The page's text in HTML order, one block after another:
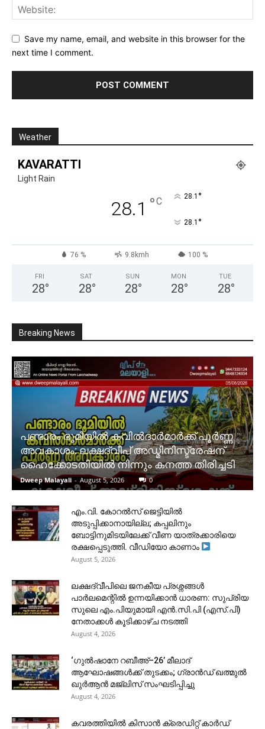
Save my name, email, and website in this browser for the
next time I comment.
Weather
KAVARATTI
Light Rain
28.1 °C 28.1 °
28.1 °
76 % 9.8kmh 100 %
FRI
28°
SAT
28°
SUN
28°
MON
28°
TUE
28°
Breaking News
പണ്ടാരം ഭൂമിയിൽ കവിൽദാർമാർക്ക് പൂർണ്ണ
അവകാശം: ലക്ഷദ്വീപ് അഡ്മിനിസ്ട്രേഷന്
ഹൈക്കോടതിയിൽ നിന്നും കനത്ത തിരിച്ചടി
Dweep Malayali - August 5, 2026 0
​എം.വി. കോറൽസ് ജെട്ടിയിൽ
അടുപ്പിക്കാനായില്ല; കപ്പലിനും
ബോട്ടിനുമിടയിലേക്ക് വീണ യാത്രക്കാരിയെ
രക്ഷപ്പെടുത്തി. വീഡിയോ കാണാം
August 5, 2026
ലക്ഷദ്വീപിലെ ജനകീയ പ്രശ്നങ്ങൾ
പാർലമെന്റിൽ ഉന്നയിക്കാൻ ധാരണ: സുപ്രിയ
സുലെ എം.പിയുമായി എൻ.സി.പി (എസ്.പി)
നേതാക്കൾ കൂടിക്കാഴ്ച നടത്തി
August 4, 2026
‘ഗുൽഷാനേ റബീഅ്–26’ മീലാദ്
ആഘോഷങ്ങൾക്ക് തുടക്കം; ഗ്രാൻഡ് ഖത്മുൽ
ഖുർആൻ മജ്‌ലിസ് സംഘടിപ്പിച്ചു
August 4, 2026
കവരത്തിയിൽ കിസാൻ ക്രെഡിറ്റ് കാർഡ്